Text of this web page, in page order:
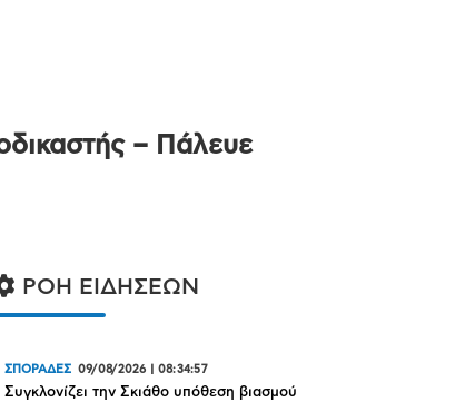
– Πάλευε
ΡΟΗ ΕΙΔΗΣΕΩΝ
ΣΠΟΡΑΔΕΣ 09/08/2026 08:34:57
Συγκλονίζει την Σκιάθο υπόθεση βιασμού